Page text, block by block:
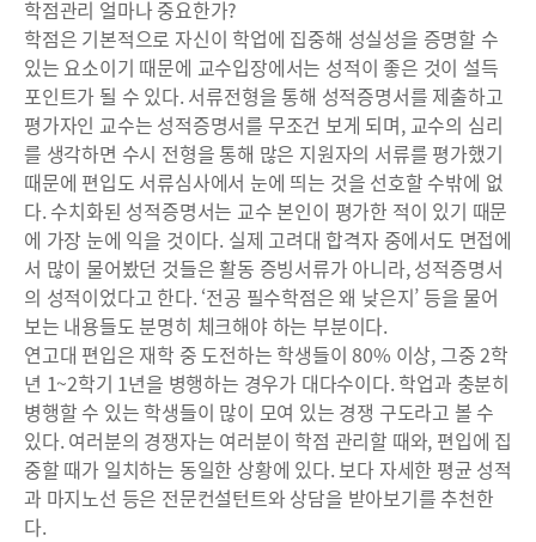
학점관리 얼마나 중요한가?
학점은 기본적으로 자신이 학업에 집중해 성실성을 증명할 수
있는 요소이기 때문에 교수입장에서는 성적이 좋은 것이 설득
포인트가 될 수 있다. 서류전형을 통해 성적증명서를 제출하고
평가자인 교수는 성적증명서를 무조건 보게 되며, 교수의 심리
를 생각하면 수시 전형을 통해 많은 지원자의 서류를 평가했기
때문에 편입도 서류심사에서 눈에 띄는 것을 선호할 수밖에 없
다. 수치화된 성적증명서는 교수 본인이 평가한 적이 있기 때문
에 가장 눈에 익을 것이다. 실제 고려대 합격자 중에서도 면접에
서 많이 물어봤던 것들은 활동 증빙서류가 아니라, 성적증명서
의 성적이었다고 한다. ‘전공 필수학점은 왜 낮은지’ 등을 물어
보는 내용들도 분명히 체크해야 하는 부분이다.
연고대 편입은 재학 중 도전하는 학생들이 80% 이상, 그중 2학
년 1~2학기 1년을 병행하는 경우가 대다수이다. 학업과 충분히
병행할 수 있는 학생들이 많이 모여 있는 경쟁 구도라고 볼 수
있다. 여러분의 경쟁자는 여러분이 학점 관리할 때와, 편입에 집
중할 때가 일치하는 동일한 상황에 있다. 보다 자세한 평균 성적
과 마지노선 등은 전문컨설턴트와 상담을 받아보기를 추천한
다.